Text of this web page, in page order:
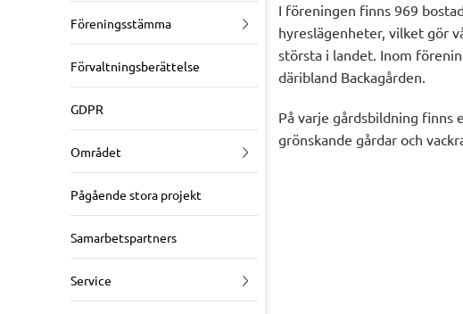
Föreningsstämma
Förvaltningsberättelse
GDPR
Området
Pågående stora projekt
Samarbetspartners
Service
I föreningen finns 969
hyreslägenheter, vilket gör
största i landet. Inom
däribland Backagården.
På varje gårdsbildning finns
grönskande gårdar och